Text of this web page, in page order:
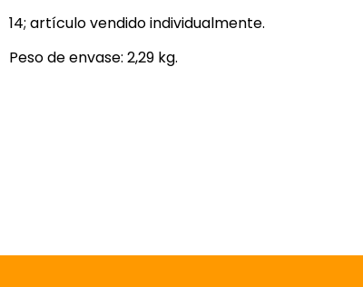
14; artículo vendido individualmente.
Peso de envase: 2,29 kg.